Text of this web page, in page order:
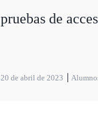
pruebas de
20 de abril de 2023